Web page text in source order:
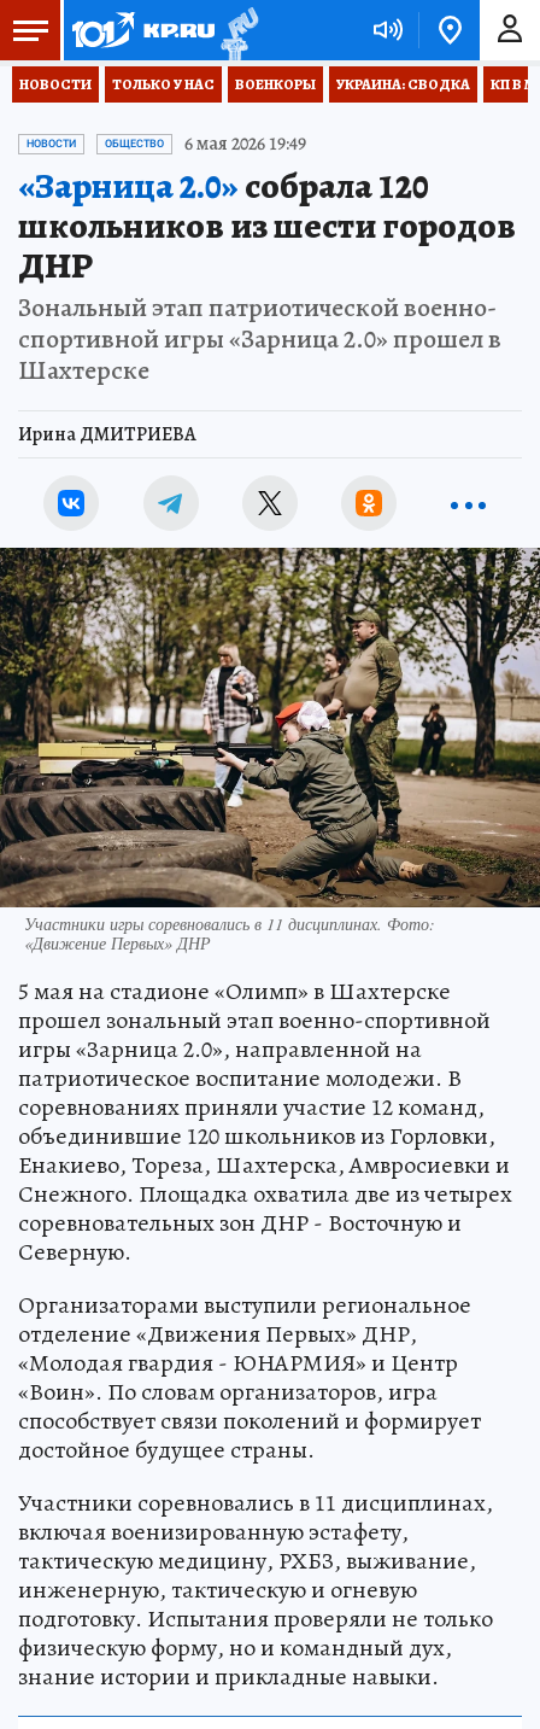
НОВОСТИ ТОЛЬКО У НАС ВОЕНКОРЫ УКРАИНА: СВОДКА КП В
НОВОСТИ ОБЩЕСТВО 6 мая 2026 19:49
«Зарница 2.0»собрала 120
школьников из шести городов
ДНР
Зональный этап патриотической военно-
спортивной игры «Зарница 2.0» прошел в
Шахтерске
Ирина ДМИТРИЕВА
Участники игры соревновались в 11 дисциплинах. Фото:
«Движение Первых» ДНР
5 мая на стадионе «Олимп» в Шахтерске
прошел зональный этап военно-спортивной
игры «Зарница 2.0», направленной на
патриотическое воспитание молодежи. В
соревнованиях приняли участие 12 команд,
объединившие 120 школьников из Горловки,
Енакиево, Тореза, Шахтерска, Амвросиевки и
Снежного. Площадка охватила две из четырех
соревновательных зон ДНР - Восточную и
Северную.
Организаторами выступили региональное
отделение «Движения Первых» ДНР,
«Молодая гвардия - ЮНАРМИЯ» и Центр
«Воин». По словам организаторов, игра
способствует связи поколений и формирует
достойное будущее страны.
Участники соревновались в 11 дисциплинах,
включая военизированную эстафету,
тактическую медицину, РХБЗ, выживание,
инженерную, тактическую и огневую
подготовку. Испытания проверяли не только
физическую форму, но и командный дух,
знание истории и прикладные навыки.